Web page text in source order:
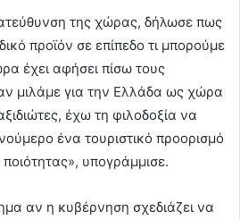
της χώρας, δήλωσε πως
προϊόν σε επίπεδο τι μπορούμε
έχει αφήσει πίσω τους
μιλάμε για την Ελλάδα ως χώρα
έχω τη φιλοδοξία να
ένα τουριστικό προορισμό
υπογράμμισε.
αν η κυβέρνηση σχεδιάζει να